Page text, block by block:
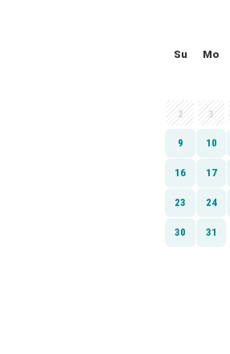
Su Mo
2 3
9 10
16 17
23 24
30 31